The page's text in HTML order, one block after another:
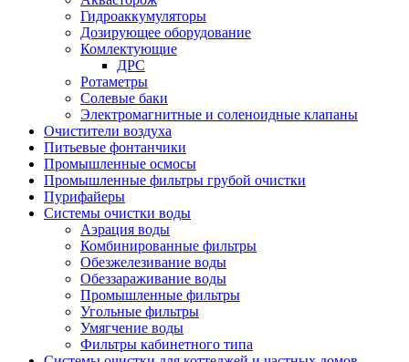
Гидроаккумуляторы
Дозирующее оборудование
Комлектующие
ДРС
Ротаметры
Солевые баки
Электромагнитные и соленоидные клапаны
Очистители воздуха
Питьевые фонтанчики
Промышленные осмосы
Промышленные фильтры грубой очистки
Пурифайеры
Системы очистки воды
Аэрация воды
Комбинированные фильтры
Обезжелезивание воды
Обеззараживание воды
Промышленные фильтры
Угольные фильтры
Умягчение воды
Фильтры кабинетного типа